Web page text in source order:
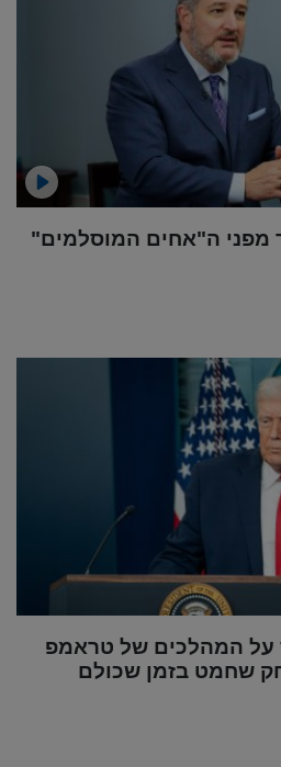
מפני ה"אחים המוסלמים"
על המהלכים של טראמפ
שחמט בזמן שכולם